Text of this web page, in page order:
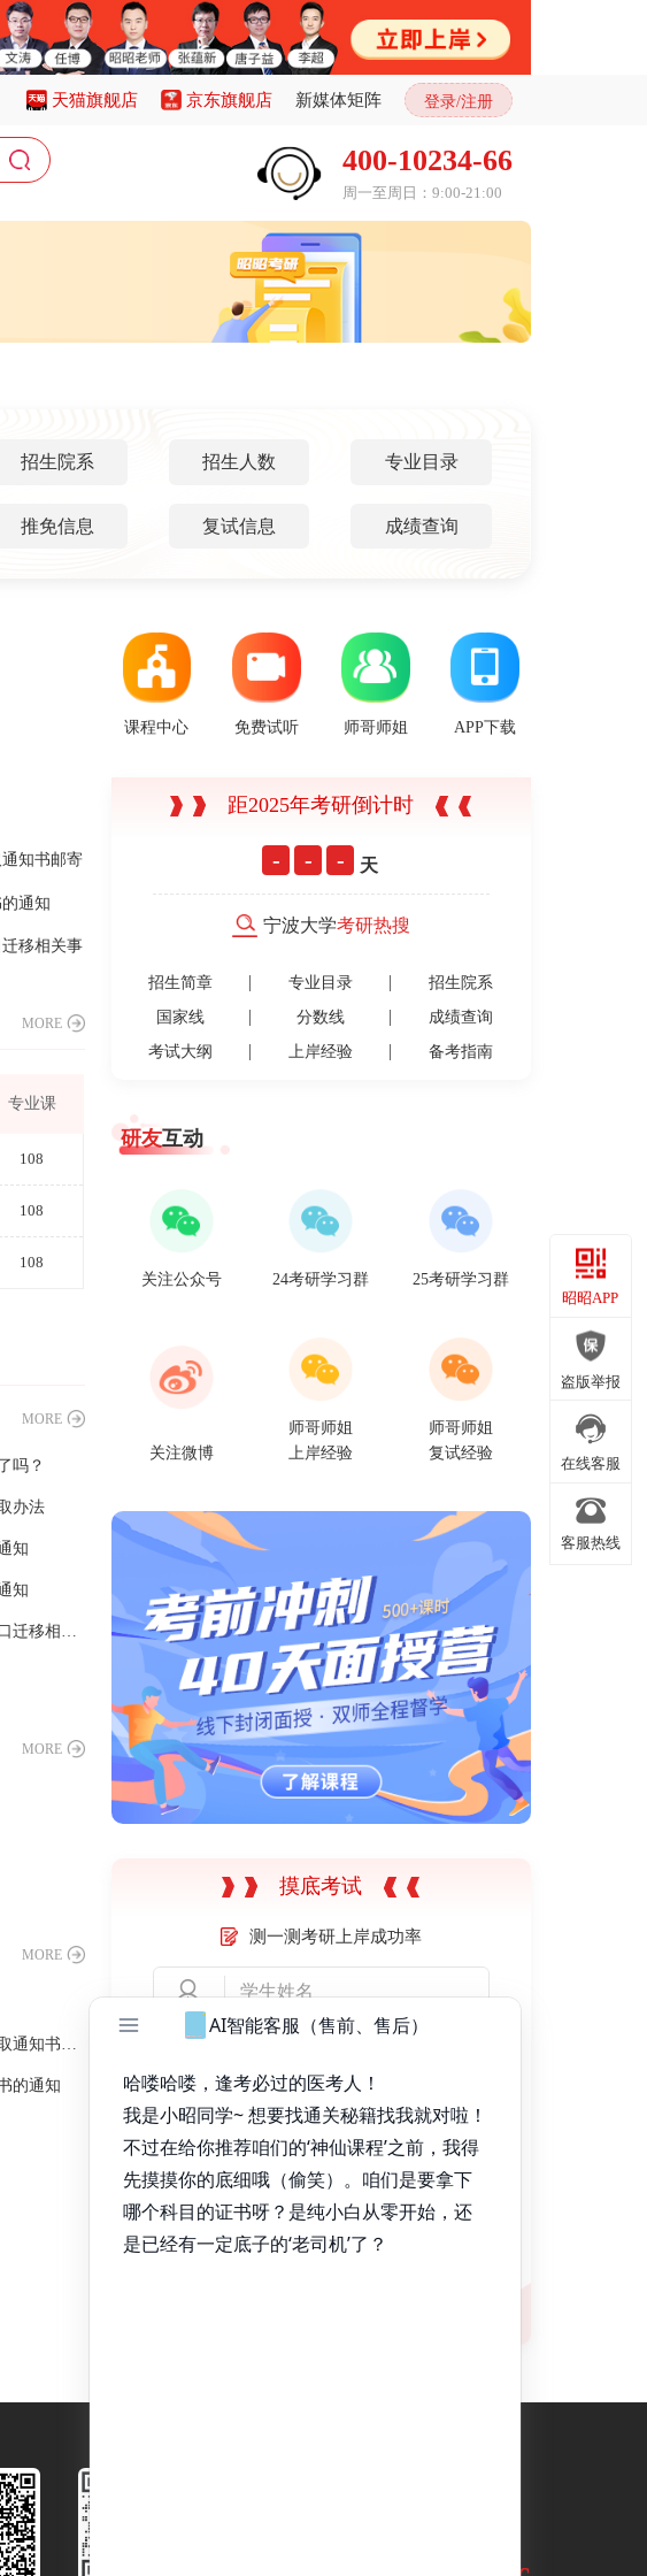
天猫旗舰店 京东旗舰店 新媒体矩阵 登录/注册
400-10234-66
周一至周日：9:00-21:00
招生院系 招生人数 专业目录
推免信息 复试信息 成绩查询
知书邮寄
通知
移相关事
MORE
专业课
108
108
108
MORE
吗？
办法
知
知
· 宁波大学2022级硕士研究生组织关系转移及户口迁移相关事项说明
MORE
MORE
的通知
课程中心 免费试听 师哥师姐 APP下载
距2025年考研倒计时
- - - 天
宁波大学考研热搜
招生简章 专业目录 招生院系
国家线 分数线 成绩查询
考试大纲 上岸经验 备考指南
研友互动
关注公众号 24考研学习群 25考研学习群
关注微博
师哥师姐
上岸经验
师哥师姐
复试经验
摸底考试
测一测考研上岸成功率
获取验证码
昭昭APP
昭昭APP
盗版举报
盗版举报
在线客服
在线客服
客服热线